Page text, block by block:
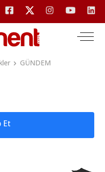
GÜNDEM
Et